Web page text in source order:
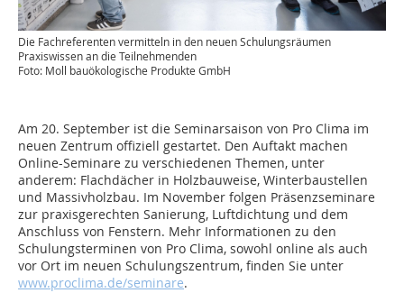
Die Fachreferenten vermitteln in den neuen Schulungsräumen
Praxiswissen an die Teilnehmenden
Foto: Moll bauökologische Produkte GmbH
Am 20. September ist die Seminarsaison von Pro Clima im
neuen Zentrum offiziell gestartet. Den Auftakt machen
Online-Seminare zu verschiedenen Themen, unter
anderem: Flachdächer in Holzbauweise, Winterbaustellen
und Massivholzbau. Im November folgen Präsenzseminare
zur praxisgerechten Sanierung, Luftdichtung und dem
Anschluss von Fenstern. Mehr Informationen zu den
Schulungsterminen von Pro Clima, sowohl online als auch
vor Ort im neuen Schulungszentrum, finden Sie unter
www.proclima.de/seminare.